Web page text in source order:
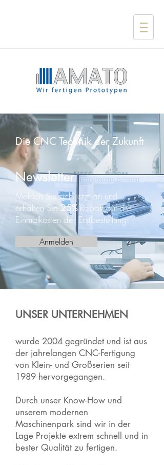
Die CNC Technik der Zukunft
Newsletter
Melden Sie sich jetzt an und
erhalten Sie 25%Rabatt auf die
Einmalkosten der Erstbestellung!
Anmelden
UNSER UNTERNEHMEN
wurde 2004 gegründet und ist aus
der jahrelangen CNC-Fertigung
von Klein- und Großserien seit
1989 hervorgegangen.
Durch unser Know-How und
unserem modernen
Maschinenpark sind wir in der
Lage Projekte extrem schnell und in
bester Qualität zu fertigen.